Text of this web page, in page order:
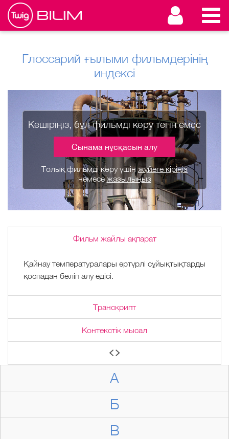
Глоссарий ғылыми фильмдерінің
индексі
А
Б
В
Кешіріңіз, бұл фильмді көру тегін емес
Сынама нұсқасын алу
Толық фильмді көру үшінжүйеге кіріңіз
немесежазылыңыз
Фильм жайлы ақпарат
Қайнау температуралары әртүрлі сұйықтықтарды
қоспадан бөліп алу әдісі.
Транскрипт
Контекстік мысал